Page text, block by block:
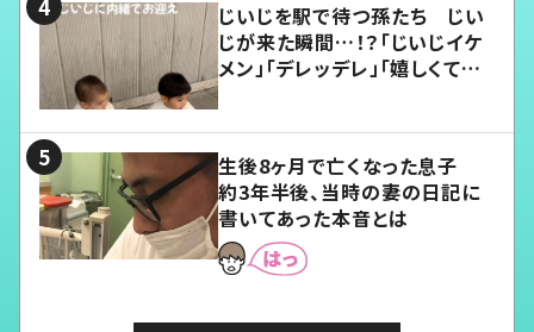
じいじを駅で待つ孫たち じい
じが来た瞬間…！？「じいじイケ
メン」「デレッデレ」「嬉しくて可
生後8ヶ月で亡くなった息子
約3年半後、当時の妻の日記に
書いてあった本音とは